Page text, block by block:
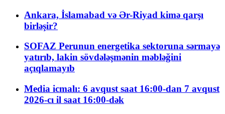
Ankara, İslamabad və Ər-Riyad kimə qarşı
birləşir?
SOFAZ Perunun energetika sektoruna sərmayə
yatırıb, lakin sövdələşmənin məbləğini
açıqlamayıb
Media icmalı: 6 avqust saat 16:00-dan 7 avqust
2026-cı il saat 16:00-dək